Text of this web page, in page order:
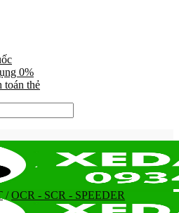
0%
toán thẻ
/ OCR - SCR - SPEEDER